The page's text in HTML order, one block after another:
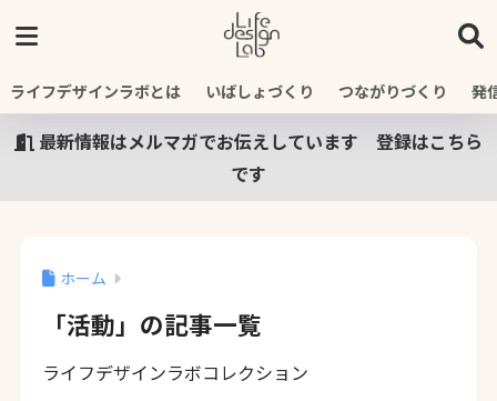
ライフデザインラボとは いばしょづくり つながりづくり 発
最新情報はメルマガでお伝えしています 登録はこちら
です
ホーム
「活動」の記事一覧
ライフデザインラボコレクション